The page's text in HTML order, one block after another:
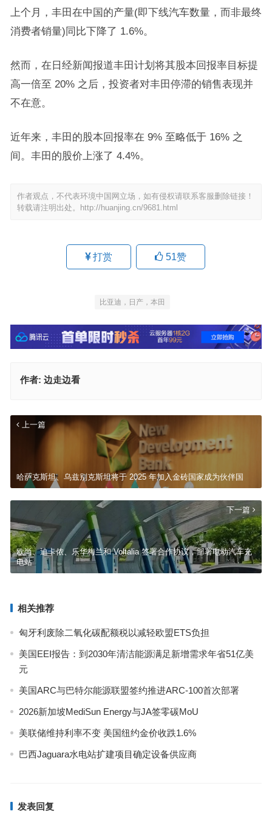
上个月，丰田在中国的产量(即下线汽车数量，而非最终
消费者销量)同比下降了 1.6%。
然而，在日经新闻报道丰田计划将其股本回报率目标提
高一倍至 20% 之后，投资者对丰田停滞的销售表现并
不在意。
近年来，丰田的股本回报率在 9% 至略低于 16% 之
间。丰田的股价上涨了 4.4%。
作者观点，不代表环境中国网立场，如有侵权请联系客服删除链接！
转载请注明出处。
http://huanjing.cn/9681.html
打赏 51赞
比亚迪，日产，本田
作者: 边走边看
上一篇
哈萨克斯坦、乌兹别克斯坦将于 2025 年加入金砖国家成为伙伴国
下一篇
欧尚、迪卡侬、乐华梅兰和 Voltalia 签署合作协议，部署电动汽车充
电站
相关推荐
匈牙利废除二氧化碳配额税以减轻欧盟ETS负担
美国EEI报告：到2030年清洁能源满足新增需求年省51亿美
元
美国ARC与巴特尔能源联盟签约推进ARC-100首次部署
2026新加坡MediSun Energy与JA签零碳MoU
美联储维持利率不变 美国纽约金价收跌1.6%
巴西Jaguara水电站扩建项目确定设备供应商
发表回复